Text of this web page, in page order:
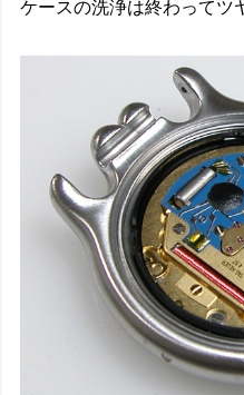
ケースの洗浄は終わってツ